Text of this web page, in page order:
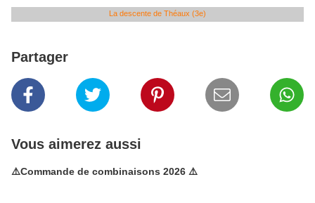
La descente de Théaux (3e)
Partager
Vous aimerez aussi
⚠️Commande de combinaisons 2026 ⚠️